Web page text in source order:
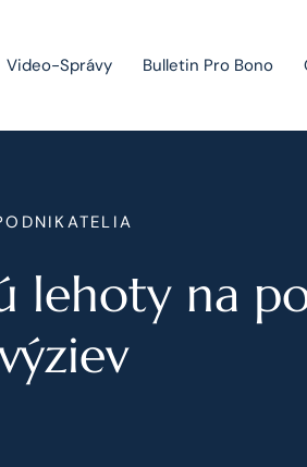
Video-Správy Bulletin Pro Bono
lehoty na